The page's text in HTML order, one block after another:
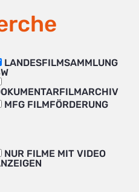
LANDESFILMSAMMLUNG
MFG FILMFÖRDERUNG
NUR FILME MIT VIDEO